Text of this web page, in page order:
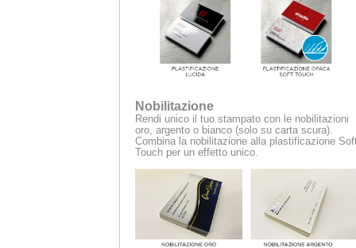
Nobilitazione
Rendi unico il tuo stampato con le nobilitazioni
oro, argento o bianco (solo su carta scura).
Combina la nobilitazione alla plastificazione
Touch per un effetto unico.